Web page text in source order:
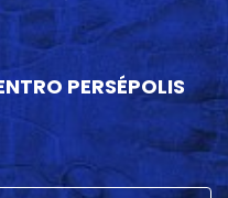
PERSÉPOLIS